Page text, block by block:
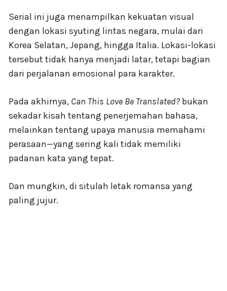
Serial ini juga menampilkan kekuatan visual
dengan lokasi syuting lintas negara, mulai dari
Korea Selatan, Jepang, hingga Italia. Lokasi-lokasi
tersebut tidak hanya menjadi latar, tetapi bagian
dari perjalanan emosional para karakter.
Pada akhirnya, Can This Love Be Translated?bukan
sekadar kisah tentang penerjemahan bahasa,
melainkan tentang upaya manusia memahami
perasaan—yang sering kali tidak memiliki
padanan kata yang tepat.
Dan mungkin, di situlah letak romansa yang
paling jujur.